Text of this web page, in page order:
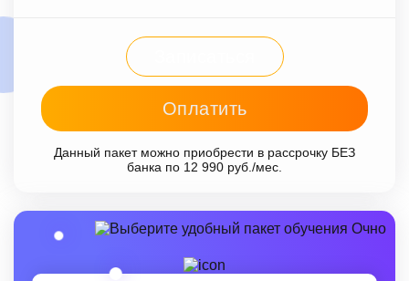
Оплатить
Данный пакет можно приобрести в рассрочку БЕЗ
банка по 12 990 руб./мес.